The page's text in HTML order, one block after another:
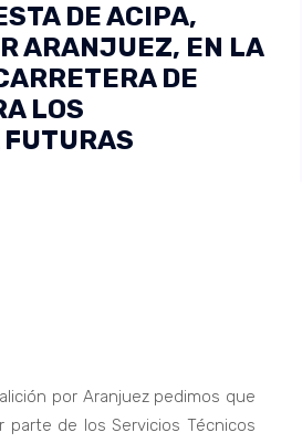
DE ACIPA,
ARANJUEZ, EN LA
DE
LOS
FUTURAS
por Aranjuez pedimos que
de los Servicios Técnicos